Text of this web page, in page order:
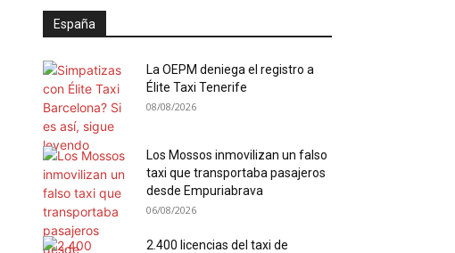
España
La OEPM deniega el registro a
Élite Taxi Tenerife
08/08/2026
Los Mossos inmovilizan un falso
taxi que transportaba pasajeros
desde Empuriabrava
06/08/2026
2.400 licencias del taxi de